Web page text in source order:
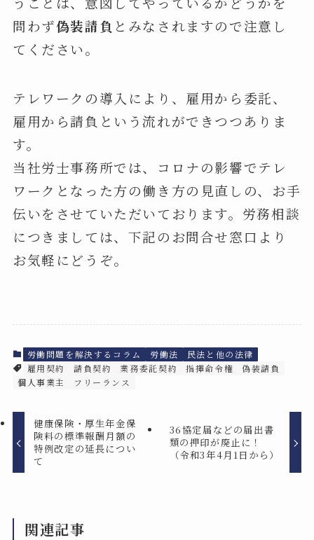
問わず偽装請負 とみなされますので注意し
てください。
テレワークの導入により、雇用から委託、
雇用から請負という流れができつつありま
す。
当社労士事務所では、コロナの影響でテレ
ワークとなった方の働き方の見直しの、お手
伝いをさせていただいております。労務相談
につきましては、下記のお問合せ窓口より
お気軽にどうぞ。
労働問題を解決するコラム 労働法
民法と他の法律
雇用契約
請負契約 業務委託契約 指揮命令権
偽装請負
個人事業主
フリーランス
健康保険・厚生年金保
険料の標準報酬月額の
特例改定の延長につい
て
36協定届などの届出書
類の押印が廃止に！
（令和3年4月1日から）
関連記事